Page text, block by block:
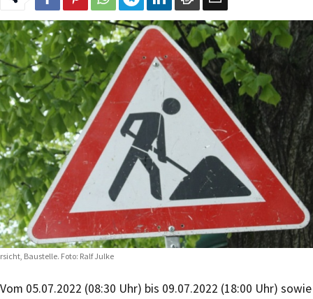
Baustelle. Foto: Ralf Julke
Vom 05.07.2022 (08:30 Uhr) bis 09.07.2022 (18:00 Uhr) sowie